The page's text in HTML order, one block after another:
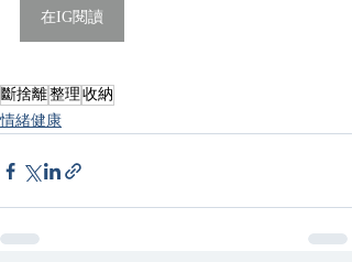
在IG閱讀
斷捨離整理 收納
情緒健康